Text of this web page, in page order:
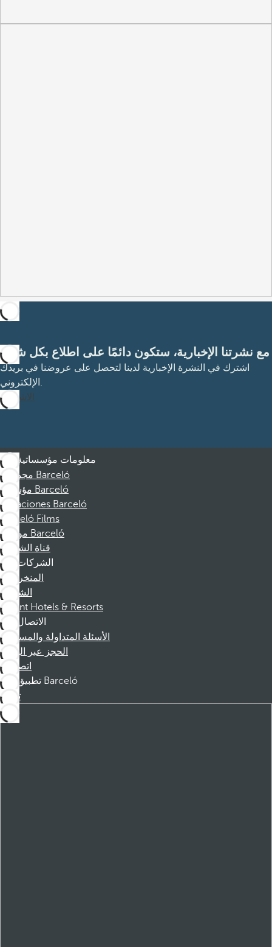
مع نشرتنا الإخبارية، ستكون دائمًا على اطلاع بكل شيء
اشترك في النشرة الإخبارية لدينا لتحصل على عروضنا في بريدك
الإلكتروني.
الاشتراك
معلومات مؤسساتية
مجموعة Barceló
مؤسسة Barceló
Vacaciones Barceló
Barceló Films
موظفو Barceló
قناة الشكوى
الشركات
المنخرطين
الشركاء
Dorint Hotels & Resorts
الاتصال
الأسئلة المتداولة والمساعدة
الحجز عبر الهاتف
اتصل بنا
تطبيق Barceló
تنزيل